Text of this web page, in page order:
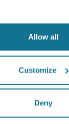
Allow all
Customize
Deny
Zie je nieuwe ik
niveau